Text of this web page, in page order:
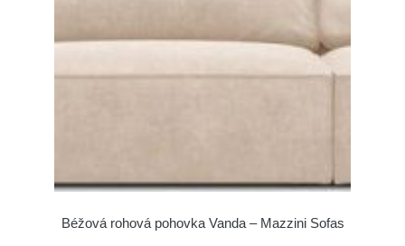
Béžová rohová pohovka Vanda – Mazzini Sofas